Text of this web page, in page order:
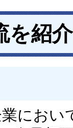
を紹
におい